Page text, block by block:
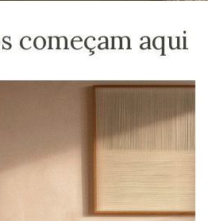
começam aqui